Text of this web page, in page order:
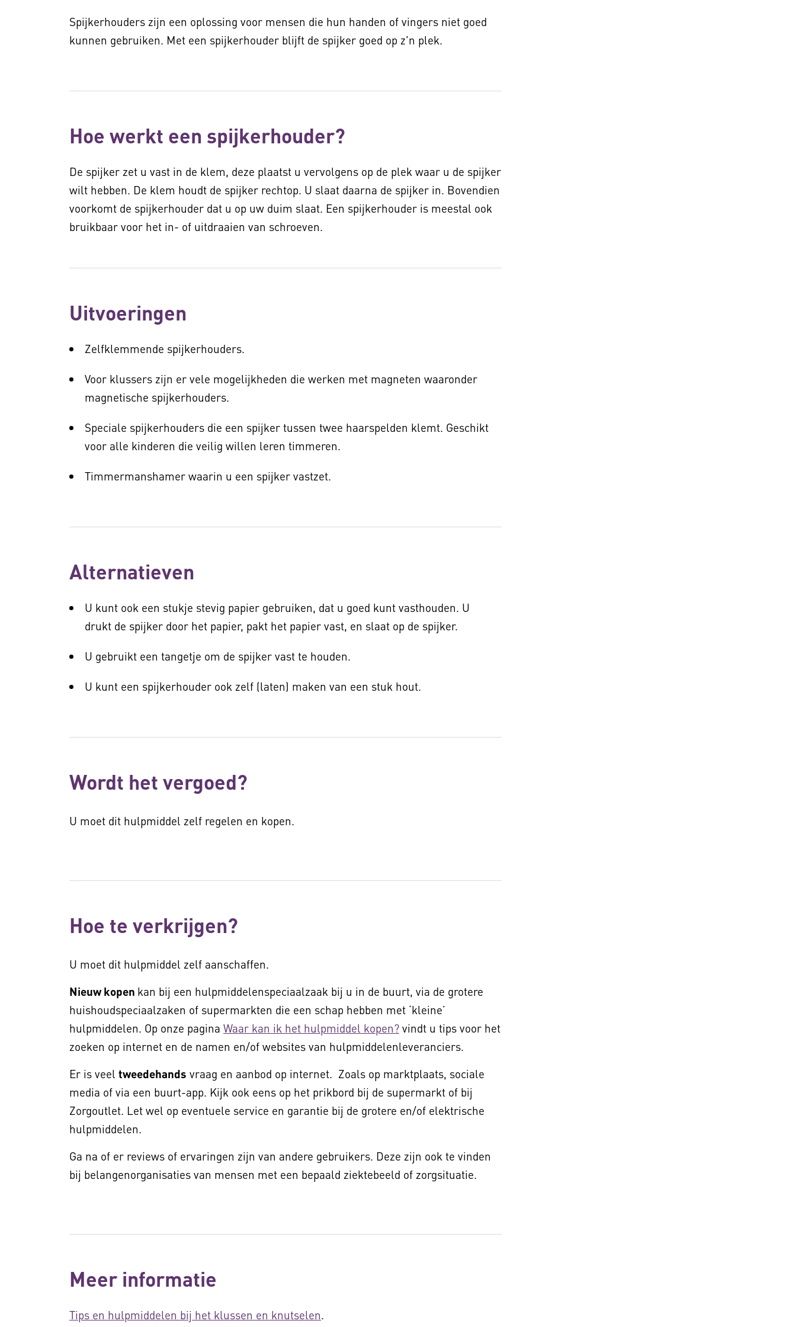
Spijkerhouders zijn een oplossing voor mensen die hun handen of vingers niet goed
kunnen gebruiken. Met een spijkerhouder blijft de spijker goed op z'n plek.
Hoe werkt een spijkerhouder?
De spijker zet u vast in de klem, deze plaatst u vervolgens op de plek waar u de spijker
wilt hebben. De klem houdt de spijker rechtop. U slaat daarna de spijker in. Bovendien
voorkomt de spijkerhouder dat u op uw duim slaat. Een spijkerhouder is meestal ook
bruikbaar voor het in- of uitdraaien van schroeven.
Uitvoeringen
Zelfklemmende spijkerhouders.
Voor klussers zijn er vele mogelijkheden die werken met magneten waaronder
magnetische spijkerhouders.
Speciale spijkerhouders die een spijker tussen twee haarspelden klemt. Geschikt
voor alle kinderen die veilig willen leren timmeren.
Timmermanshamer waarin u een spijker vastzet.
Alternatieven
U kunt ook een stukje stevig papier gebruiken, dat u goed kunt vasthouden. U
drukt de spijker door het papier, pakt het papier vast, en slaat op de spijker.
U gebruikt een tangetje om de spijker vast te houden.
U kunt een spijkerhouder ook zelf (laten) maken van een stuk hout.
Wordt het vergoed?
U moet dit hulpmiddel zelf regelen en kopen.
Hoe te verkrijgen?
U moet dit hulpmiddel zelf aanschaffen.
Nieuw kopen kan bij een hulpmiddelenspeciaalzaak bij u in de buurt, via de grotere
huishoudspeciaalzaken of supermarkten die een schap hebben met ‘kleine’
hulpmiddelen. Op onze pagina Waar kan ik het hulpmiddel kopen? vindt u tips voor het
zoeken op internet en de namen en/of websites van hulpmiddelenleveranciers.
Er is veel tweedehands vraag en aanbod op internet. Zoals op marktplaats, sociale
media of via een buurt-app. Kijk ook eens op het prikbord bij de supermarkt of bij
Zorgoutlet. Let wel op eventuele service en garantie bij de grotere en/of elektrische
hulpmiddelen.
Ga na of er reviews of ervaringen zijn van andere gebruikers. Deze zijn ook te vinden
bij belangenorganisaties van mensen met een bepaald ziektebeeld of zorgsituatie.
Meer informatie
Tips en hulpmiddelen bij het klussen en knutselen.